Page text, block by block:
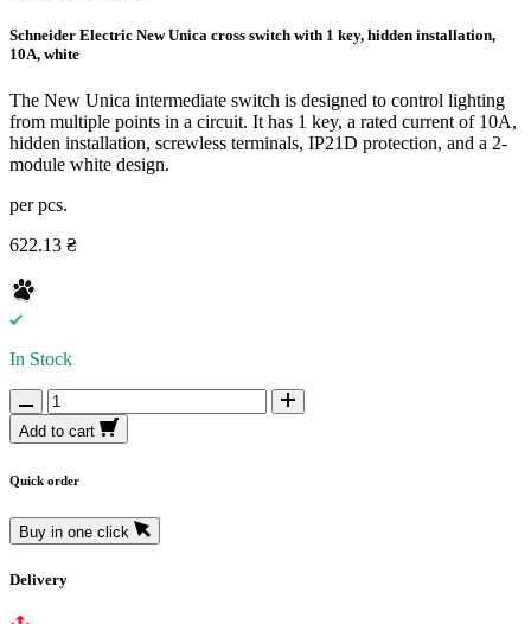
Schneider Electric New Unica cross switch with 1 key, hidden installation,
10A, white
The New Unica intermediate switch is designed to control lighting
from multiple points in a circuit. It has 1 key, a rated current of 10A,
hidden installation, screwless terminals, IP21D protection, and a 2-
module white design.
per pcs.
622.13 ₴
In Stock
Add to cart
Quick order
Buy in one click
Delivery